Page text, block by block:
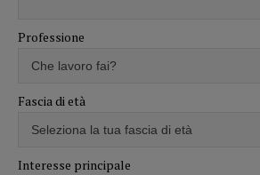
Professione
Fascia di età
Interesse principale